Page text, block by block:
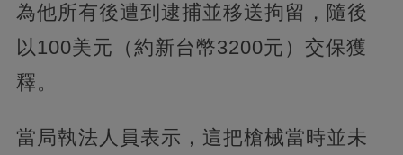
為他所有後遭到逮捕並移送拘留，隨後
以100美元（約新台幣3200元）交保獲
釋。
當局執法人員表示，這把槍械當時並未